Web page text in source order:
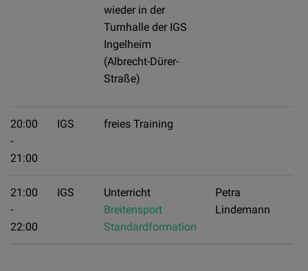
wieder in der
Turnhalle der IGS
Ingelheim
(Albrecht-Dürer-
Straße)
20:00
-
21:00
IGS freies Training
21:00
-
22:00
IGS
Unterricht
Breitensport
Standardformation
Petra
Lindemann